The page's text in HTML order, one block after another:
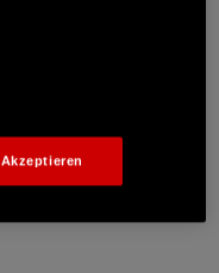
Akzeptieren